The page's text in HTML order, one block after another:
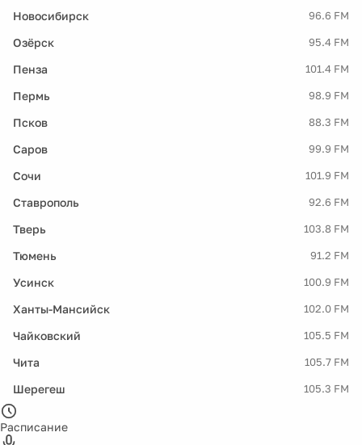
Новосибирск 96.6 FM
Озёрск 95.4 FM
Пенза 101.4 FM
Пермь 98.9 FM
Псков 88.3 FM
Саров 99.9 FM
Сочи 101.9 FM
Ставрополь 92.6 FM
Тверь 103.8 FM
Тюмень 91.2 FM
Усинск 100.9 FM
Ханты-Мансийск 102.0 FM
Чайковский 105.5 FM
Чита 105.7 FM
Шерегеш 105.3 FM
Расписание